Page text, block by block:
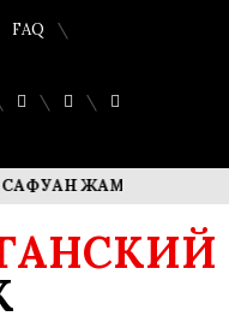
FAQ
ЖАМПЕИСОВ: «МЫ